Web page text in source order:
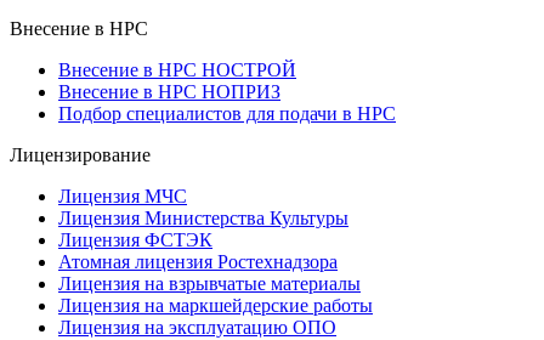
Внесение в НРС
Внесение в НРС НОСТРОЙ
Внесение в НРС НОПРИЗ
Подбор специалистов для подачи в НРС
Лицензирование
Лицензия МЧС
Лицензия Министерства Культуры
Лицензия ФСТЭК
Атомная лицензия Ростехнадзора
Лицензия на взрывчатые материалы
Лицензия на маркшейдерские работы
Лицензия на эксплуатацию ОПО